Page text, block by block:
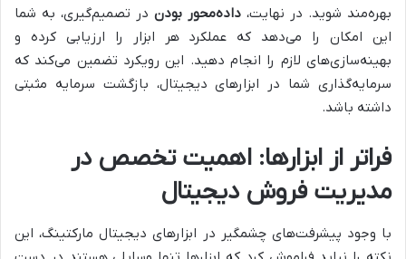
بهره‌مند شوید. در نهایت، داده‌محور بودن در تصمیم‌گیری، به شما
این امکان را می‌دهد که عملکرد هر ابزار را ارزیابی کرده و
بهینه‌سازی‌های لازم را انجام دهید. این رویکرد تضمین می‌کند که
سرمایه‌گذاری شما در ابزارهای دیجیتال، بازگشت سرمایه مثبتی
داشته باشد.
فراتر از ابزارها: اهمیت تخصص در
مدیریت فروش دیجیتال
با وجود پیشرفت‌های چشمگیر در ابزارهای دیجیتال مارکتینگ، این